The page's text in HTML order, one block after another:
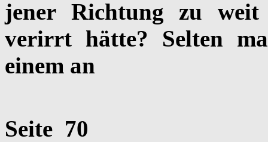
jener Richtung zu weit
verirrt hätte? Selten
einem an
Seite 70